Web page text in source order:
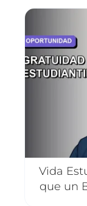
Vida
que un